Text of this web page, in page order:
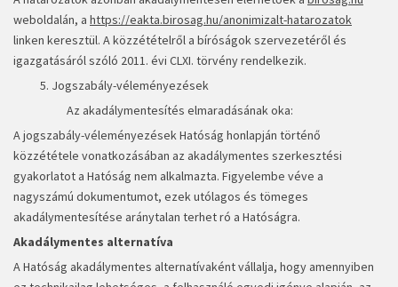
weboldalán, a https://eakta.birosag.hu/anonimizalt-hatarozatok
linken keresztül. A közzétételről a bíróságok szervezetéről és
igazgatásáról szóló 2011. évi CLXI. törvény rendelkezik.
5. Jogszabály-véleményezések
Az akadálymentesítés elmaradásának oka:
A jogszabály-véleményezések Hatóság honlapján történő
közzététele vonatkozásában az akadálymentes szerkesztési
gyakorlatot a Hatóság nem alkalmazta. Figyelembe véve a
nagyszámú dokumentumot, ezek utólagos és tömeges
akadálymentesítése aránytalan terhet ró a Hatóságra.
Akadálymentes alternatíva
A Hatóság akadálymentes alternatívaként vállalja, hogy amennyiben